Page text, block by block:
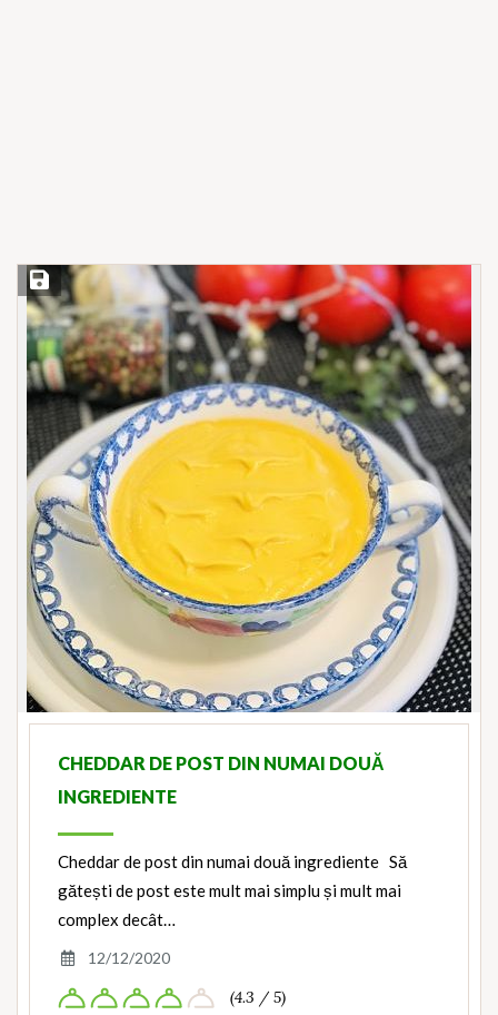
Save Recipe
CHEDDAR DE POST DIN NUMAI DOUĂ
INGREDIENTE
Cheddar de post din numai două ingrediente Să
gătești de post este mult mai simplu și mult mai
complex decât…
12/12/2020
(4.3 / 5)